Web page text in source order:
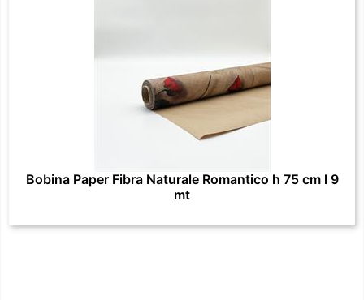
Bobina Paper Fibra Naturale Romantico h 75 cm l 9
mt